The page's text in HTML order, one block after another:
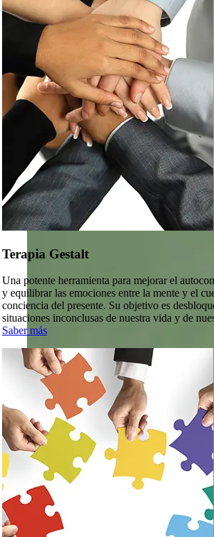
Terapia Gestalt
Una potente herramienta para mejorar el
y equilibrar las emociones entre la mente y el
conciencia del presente. Su objetivo es
situaciones inconclusas de nuestra vida y de
Saber más